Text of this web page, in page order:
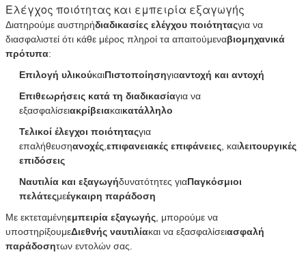
Ελέγχος ποιότητας και εμπειρία εξαγωγής
Διατηρούμε αυστηρήδιαδικασίες ελέγχου ποιότηταςγια να
διασφαλιστεί ότι κάθε μέρος πληροί τα απαιτούμεναβιομηχανικά
πρότυπα:
Επιλογή υλικούκαιΠιστοποίησηγιααντοχή και αντοχή
Επιθεωρήσεις κατά τη διαδικασίαγια να
εξασφαλίσειακρίβειακαικατάλληλο
Τελικοί έλεγχοι ποιότηταςγια
επαλήθευσηανοχές επιφανειακές επιφάνειες , καιλειτουργικές
επιδόσεις
Ναυτιλία και εξαγωγήδυνατότητες γιαΠαγκόσμιοι
πελάτεςμεέγκαιρη παράδοση
Με εκτεταμένηεμπειρία εξαγωγής , μπορούμε να
υποστηρίξουμεΔιεθνής ναυτιλίακαι να εξασφαλίσειασφαλή
παράδοσητων εντολών σας.